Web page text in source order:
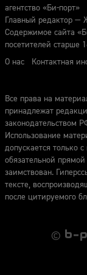
агентство «Би-порт»
Главный редактор —
Содержимое сайта
посетителей старше
О нас
Контактная
Все права на
принадлежат
законодательством
Использование
допускается только
обязательной
заимствован.
тексте,
после цитируемого
©